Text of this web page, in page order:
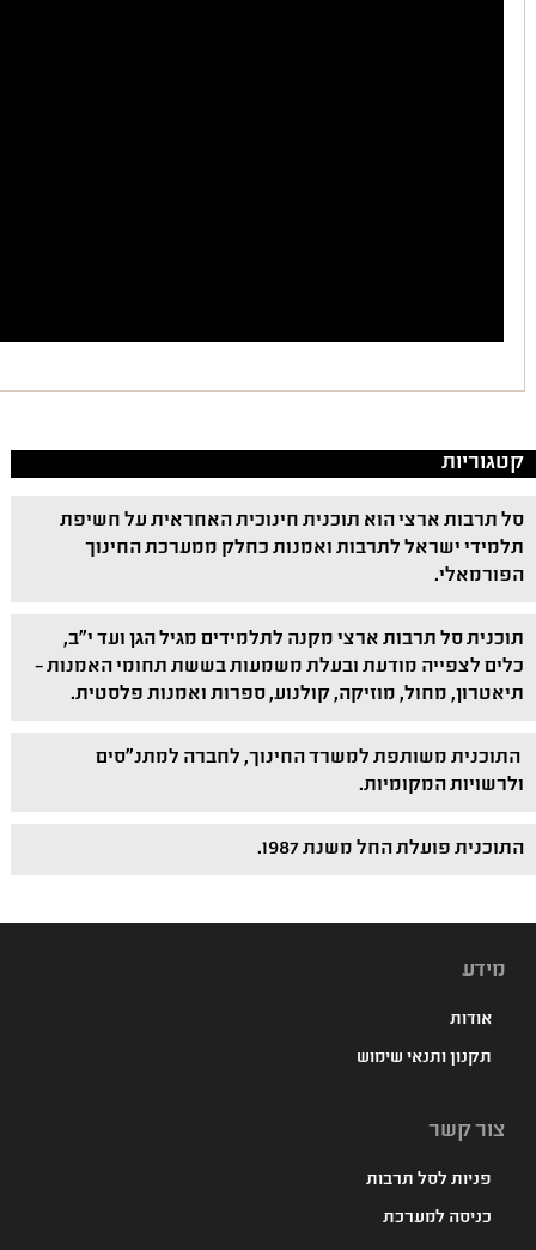
קטגוריות
סל תרבות ארצי הוא תוכנית חינוכית האחראית על חשיפת
תלמידי ישראל לתרבות ואמנות כחלק ממערכת החינוך
הפורמאלי.
תוכנית סל תרבות ארצי מקנה לתלמידים מגיל הגן ועד י"ב,
כלים לצפייה מודעת ובעלת משמעות בששת תחומי האמנות –
תיאטרון, מחול, מוזיקה, קולנוע, ספרות ואמנות פלסטית.
התוכנית משותפת למשרד החינוך, לחברה למתנ"סים
ולרשויות המקומיות.
התוכנית פועלת החל משנת 1987.
מידע
אודות
תקנון ותנאי שימוש
צור קשר
פניות לסל תרבות
כניסה למערכת